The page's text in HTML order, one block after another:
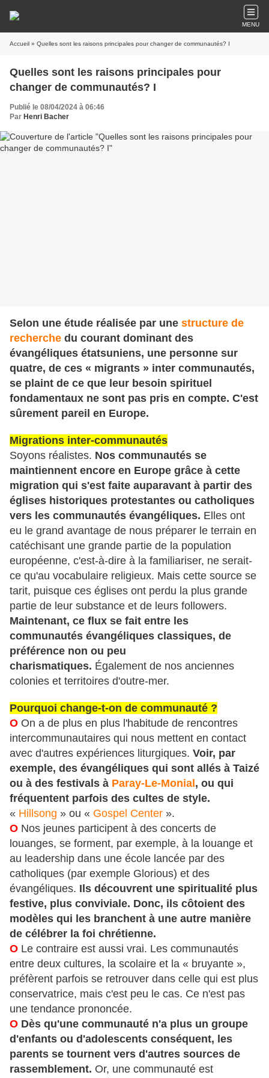
MENU
Accueil » Quelles sont les raisons principales pour changer de communautés? I
Quelles sont les raisons principales pour
changer de communautés? I
Publié le 08/04/2024 à 06:46
Par Henri Bacher
Selon une étude réalisée par une structure de
recherche du courant dominant des
évangéliques étatsuniens, une personne sur
quatre, de ces « migrants » inter communautés,
se plaint de ce que leur besoin spirituel
fondamentaux ne sont pas pris en compte. C'est
sûrement pareil en Europe.
Migrations inter-communautés
Soyons réalistes. Nos communautés se
maintiennent encore en Europe grâce à cette
migration qui s'est faite auparavant à partir des
églises historiques protestantes ou catholiques
vers les communautés évangéliques. Elles ont
eu le grand avantage de nous préparer le terrain en
catéchisant une grande partie de la population
européenne, c'est-à-dire à la familiariser, ne serait-
ce qu'au vocabulaire religieux. Mais cette source se
tarit, puisque ces églises ont perdu la plus grande
partie de leur substance et de leurs followers.
Maintenant, ce flux se fait entre les
communautés évangéliques classiques, de
préférence non ou peu
charismatiques. Également de nos anciennes
colonies et territoires d'outre-mer.
Pourquoi change-t-on de communauté ?
O On a de plus en plus l'habitude de rencontres
intercommunautaires qui nous mettent en contact
avec d'autres expériences liturgiques. Voir, par
exemple, des évangéliques qui sont allés à Taizé
ou à des festivals à Paray-Le-Monial , ou qui
fréquentent parfois des cultes de style.
« Hillsong » ou « Gospel Center ».
O Nos jeunes participent à des concerts de
louanges, se forment, par exemple, à la louange et
au leadership dans une école lancée par des
catholiques (par exemple Glorious) et des
évangéliques. Ils découvrent une spiritualité plus
festive, plus conviviale. Donc, ils côtoient des
modèles qui les branchent à une autre manière
de célébrer la foi chrétienne.
O Le contraire est aussi vrai. Les communautés
entre deux cultures, la scolaire et la « bruyante »,
préfèrent parfois se retrouver dans celle qui est plus
conservatrice, mais c'est peu le cas. Ce n'est pas
une tendance prononcée.
O Dès qu'une communauté n'a plus un groupe
d'enfants ou d'adolescents conséquent, les
parents se tournent vers d'autres sources de
rassemblement. Or, une communauté est